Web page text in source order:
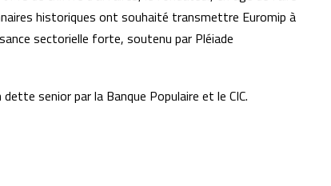
historiques ont souhaité transmettre Euromip à
sectorielle forte, soutenu par Pléiade
senior par la Banque Populaire et le CIC.